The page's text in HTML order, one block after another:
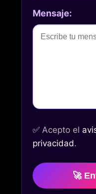
Mensaje:
✅ Acepto el
privacidad.
🚀